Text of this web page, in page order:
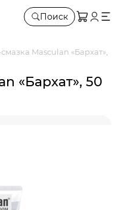
Поиск
смазка Masculan «Бархат»,
«Бархат», 50